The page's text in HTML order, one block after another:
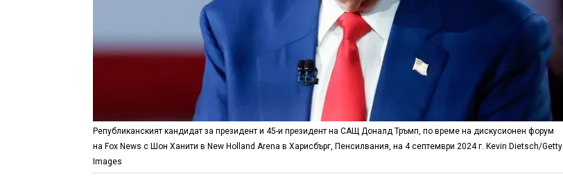
Републиканският кандидат за президент и 45-и президент на САЩ Доналд Тръмп, по време на дискусионен форум
на Fox News с Шон Ханити в New Holland Arena в Харисбърг, Пенсилвания, на 4 септември 2024 г. Kevin Dietsch/Getty
Images